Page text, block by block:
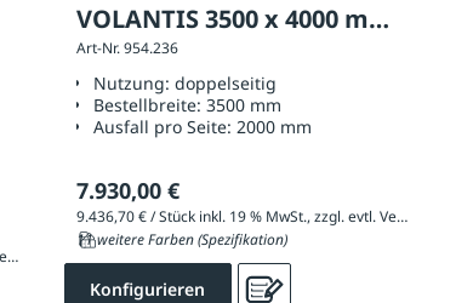
7.145,95 € / Stück inkl. 19 % MwSt., zzgl. evtl. Versandkosten
VOLANTIS 3500 x 4000 mm,
Ausführung: doppelseitig
Art-Nr. 954.236
Nutzung: doppelseitig
Bestellbreite: 3500 mm
Ausfall pro Seite: 2000 mm
7.930,00 €
9.436,70 € / Stück inkl. 19 % MwSt., zzgl. evtl. Versandkosten
11 weitere Farben (Spezifikation)
Konfigurieren